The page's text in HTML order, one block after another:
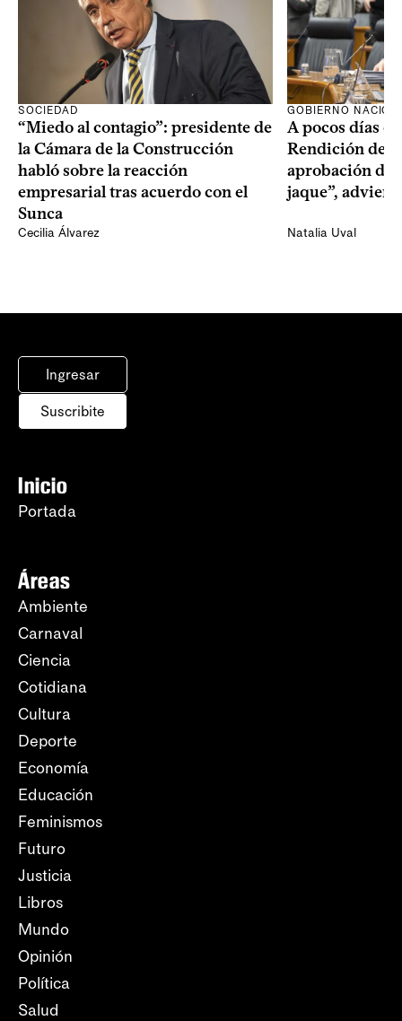
SOCIEDAD
“Miedo al contagio”: presidente de
la Cámara de la Construcción
habló sobre la reacción
empresarial tras acuerdo con el
Sunca
Cecilia Álvarez
GOBIERNO
A pocos días
Rendición de
aprobación del
jaque”,
Natalia Uval
Ingresar
Suscribite
Inicio
Portada
Áreas
Ambiente
Carnaval
Ciencia
Cotidiana
Cultura
Deporte
Economía
Educación
Feminismos
Futuro
Justicia
Libros
Mundo
Opinión
Política
Salud